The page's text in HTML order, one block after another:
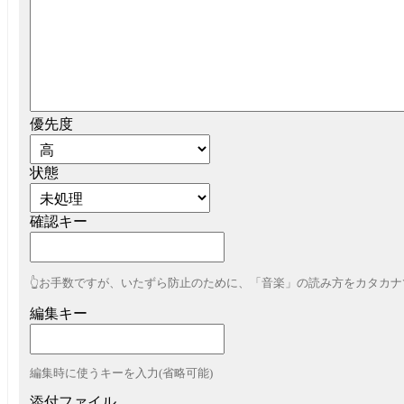
優先度
状態
確認キー
👆お手数ですが、いたずら防止のために、「音楽」の読み方をカタカナ
編集キー
編集時に使うキーを入力(省略可能)